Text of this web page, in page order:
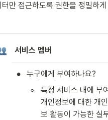
만 접근하도록 권한을 정밀하게
서비스 멤버
• 누구에게 부여하나요?
◦
특정 서비스 내에 부
개인정보에 대한 개
보 활동이 가능한 실